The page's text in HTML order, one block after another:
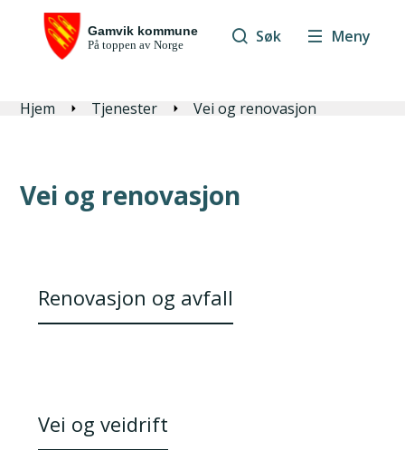
Søk Meny
Du er her:
Hjem Tjenester Vei og renovasjon
Vei og renovasjon
Renovasjon og avfall
Vei og veidrift